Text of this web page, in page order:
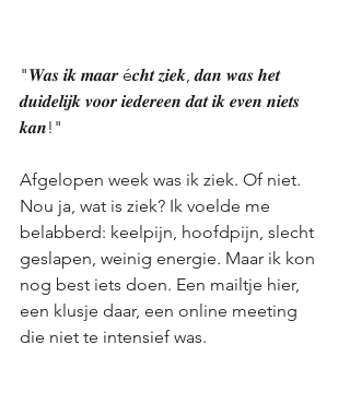
"𝑾𝒂𝒔 𝒊𝒌 𝒎𝒂𝒂𝒓 é𝒄𝒉𝒕 𝒛𝒊𝒆𝒌, 𝒅𝒂𝒏 𝒘𝒂𝒔 𝒉𝒆𝒕
𝒅𝒖𝒊𝒅𝒆𝒍𝒊𝒋𝒌 𝒗𝒐𝒐𝒓 𝒊𝒆𝒅𝒆𝒓𝒆𝒆𝒏 𝒅𝒂𝒕 𝒊𝒌 𝒆𝒗𝒆𝒏 𝒏𝒊𝒆𝒕𝒔
𝒌𝒂𝒏!"
Afgelopen week was ik ziek. Of niet.
Nou ja, wat is ziek? Ik voelde me
belabberd: keelpijn, hoofdpijn, slecht
geslapen, weinig energie. Maar ik kon
nog best iets doen. Een mailtje hier,
een klusje daar, een online meeting
die niet te intensief was.